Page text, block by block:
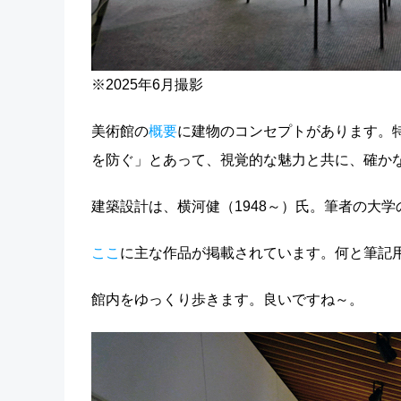
※2025年6月撮影
美術館の概要に建物のコンセプトがあります
を防ぐ」とあって、視覚的な魅力と共に、確
建築設計は、横河健（1948～）氏。筆者の大
ここ に主な作品が掲載されています。何と筆記
館内をゆっくり歩きます。良いですね～。